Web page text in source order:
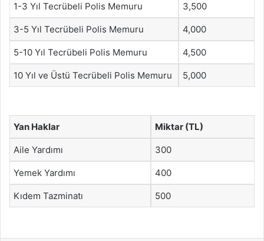
1-3 Yıl Tecrübeli Polis Memuru 3,500
3-5 Yıl Tecrübeli Polis Memuru 4,000
5-10 Yıl Tecrübeli Polis Memuru 4,500
10 Yıl ve Üstü Tecrübeli Polis Memuru 5,000
Yan Haklar Miktar (TL)
Aile Yardımı 300
Yemek Yardımı 400
Kıdem Tazminatı 500